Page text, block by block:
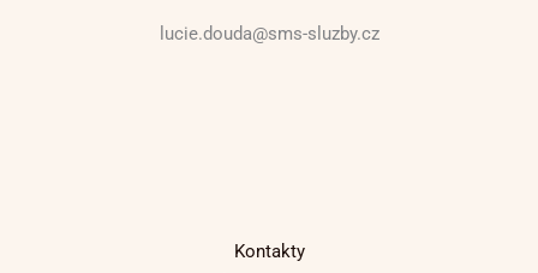
lucie.douda@sms-sluzby.cz
Kontakty